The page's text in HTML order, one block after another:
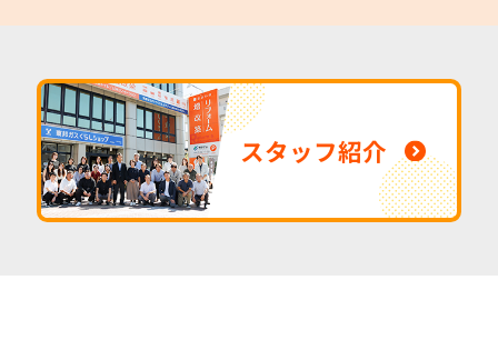
スタッフ紹介